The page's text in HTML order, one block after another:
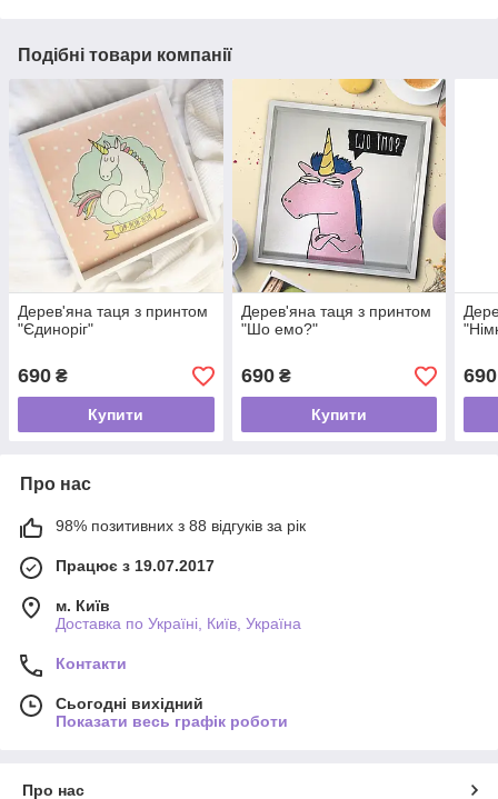
Подібні товари компанії
Дерев'яна таця з принтом
"Єдиноріг"
690 ₴
Купити
Дерев'яна таця з принтом
"Шо емо?"
690₴
Купити
690
Про нас
98% позитивних з 88 відгуків за рік
Працює з 19.07.2017
м. Київ
Доставка по Україні, Київ, Україна
Контакти
Сьогодні вихідний
Показати весь графік роботи
Про нас